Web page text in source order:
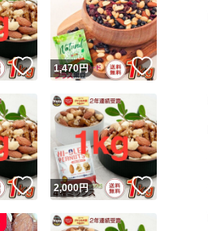
いいね！
1,470円 いいね！
いいね！
2,000円 いいね！